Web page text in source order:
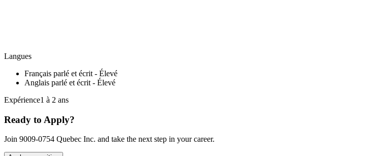
Langues
Français parlé et écrit - Élevé
Anglais parlé et écrit - Élevé
Expérience1 à 2 ans
Ready to Apply?
Join 9009-0754 Quebec Inc. and take the next step in your career.